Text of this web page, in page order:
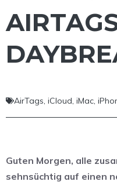
AirTags, iCloud, iMac,
Guten Morgen, alle
sehnsüchtig auf einen